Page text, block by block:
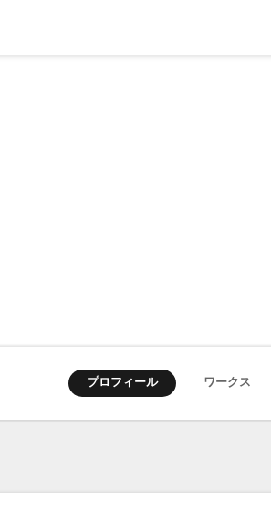
プロフィール ワークス